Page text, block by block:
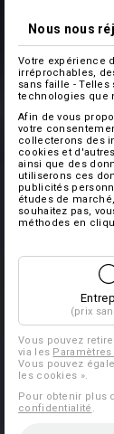
Nous nous
Votre expérience
irréprochables,
sans faille -
technologies que
Afin de vous
votre
collecterons des
cookies et
ainsi que des
utiliserons ces
publicités
études de
souhaitez pas,
méthodes en
(prix
Vous pouvez
via les
Vous pouvez
les cookies ».
Pour obtenir plus
confidentialité .